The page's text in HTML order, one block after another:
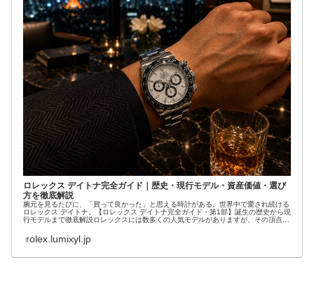
ロレックス デイトナ完全ガイド｜歴史・現行モデル・資産価値・選び
方を徹底解説
腕元を見るたびに、「買って良かった」と思える時計がある。世界中で愛され続ける
ロレックス デイトナ。【ロレックス デイトナ完全ガイド・第1部】誕生の歴史から現
行モデルまで徹底解説ロレックスには数多くの人気モデルがありますが、その頂点に
rolex.lumixyl.jp